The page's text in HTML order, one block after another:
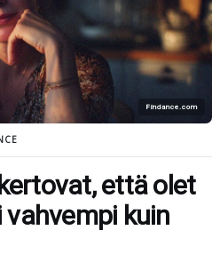
Findance.com
että olet
kuin